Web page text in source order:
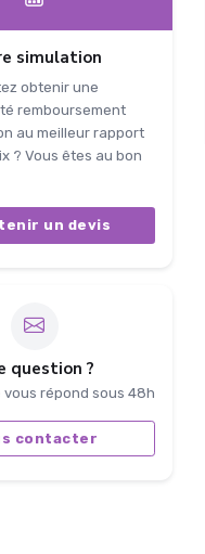
simulation
obtenir une
remboursement
au meilleur rapport
? Vous êtes au bon
un devis
question ?
vous répond sous 48h
contacter